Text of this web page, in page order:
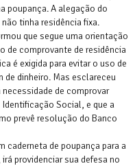
poupança. A alegação do
tinha residência fixa.
que segue uma orientação
de comprovante de residência
é exigida para evitar o uso de
de dinheiro. Mas esclareceu
de comprovar
Social, e que a
prevê resolução do Banco
caderneta de poupança para a
providenciar sua defesa no